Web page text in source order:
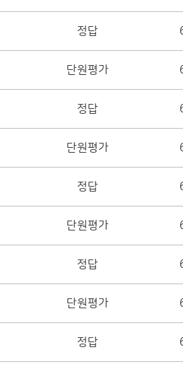
정답
단원평가
정답
단원평가
정답
단원평가
정답
단원평가
정답